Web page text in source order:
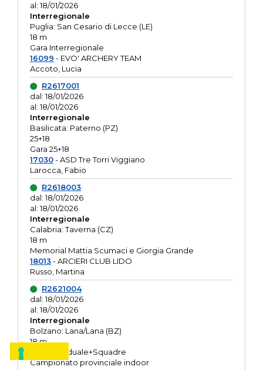
al: 18/01/2026
Interregionale
Puglia: San Cesario di Lecce (LE)
18 m
Gara Interregionale
16099 - EVO' ARCHERY TEAM
Accoto, Lucia
R2617001
dal: 18/01/2026
al: 18/01/2026
Interregionale
Basilicata: Paterno (PZ)
25+18
Gara 25+18
17030- ASD Tre Torri Viggiano
Larocca, Fabio
R2618003
dal: 18/01/2026
al: 18/01/2026
Interregionale
Calabria: Taverna (CZ)
18 m
Memorial Mattia Scumaci e Giorgia Grande
18013- ARCIERI CLUB LIDO
Russo, Martina
R2621004
dal: 18/01/2026
al: 18/01/2026
Interregionale
Bolzano: Lana/Lana (BZ)
18 m
O.R. Individuale+Squadre
Campionato provinciale indoor